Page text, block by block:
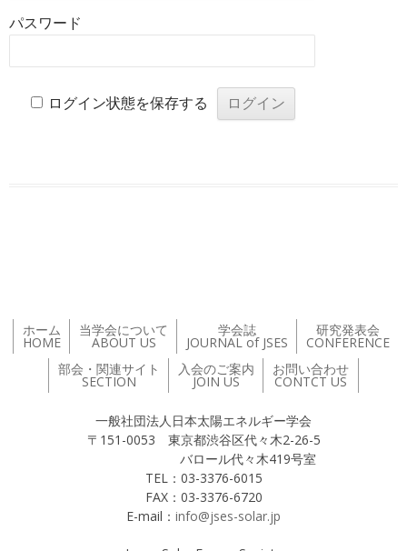
パスワード
ログイン状態を保存する
ホーム
HOME
当学会について
ABOUT US
学会誌
JOURNAL of JSES
研究発表会
CONFERENCE
部会・関連サイト
SECTION
入会のご案内
JOIN US
お問い合わせ
CONTCT US
一般社団法人日本太陽エネルギー学会
〒151-0053 東京都渋谷区代々木2-26-5
バロール代々木419号室
TEL：03-3376-6015
FAX：03-3376-6720
E-mail： info@jses-solar.jp